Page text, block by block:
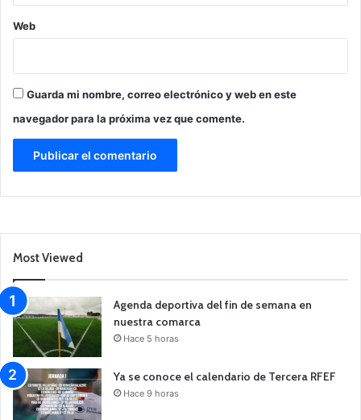
Web
Guarda mi nombre, correo electrónico y web en este
navegador para la próxima vez que comente.
Most Viewed
Agenda deportiva del fin de semana en
nuestra comarca
Hace 5 horas
Ya se conoce el calendario de Tercera RFEF
Hace 9 horas